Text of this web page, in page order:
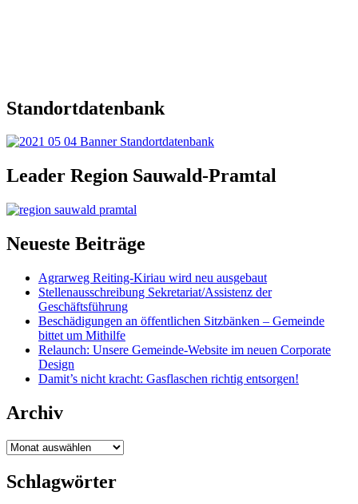
Standortdatenbank
Leader Region Sauwald-Pramtal
Neueste Beiträge
Agrarweg Reiting-Kiriau wird neu ausgebaut
Stellenausschreibung Sekretariat/Assistenz der
Geschäftsführung
Beschädigungen an öffentlichen Sitzbänken – Gemeinde
bittet um Mithilfe
Relaunch: Unsere Gemeinde-Website im neuen Corporate
Design
Damit’s nicht kracht: Gasflaschen richtig entsorgen!
Archiv
Archiv
Schlagwörter